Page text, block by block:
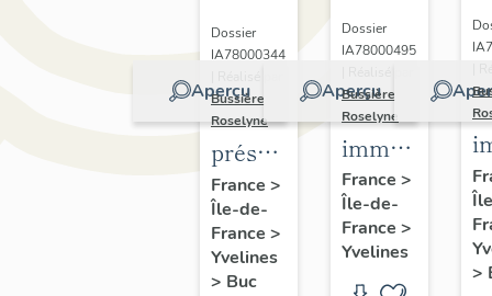
Aperçu
Dossier
IA78000344
Bussière
Roselyne
présentation
de la
commune
de Buc
France >
Île-de-
France >
Yvelines
> Buc
Aperçu
Dossier
IA78000495
Bussière
Roselyne
immeubles,
maisons,
fermes
France >
Île-de-
France >
Yvelines
>